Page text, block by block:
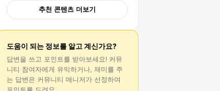
추천 콘텐츠 더보기
도움이 되는 정보를 알고 계신가요?
답변 을 쓰고 포인트를 받아보세요! 커뮤
니티 참여자에게 유익하거나, 재미를 주
는 답변 은 커뮤니티 매니저가 선정하여